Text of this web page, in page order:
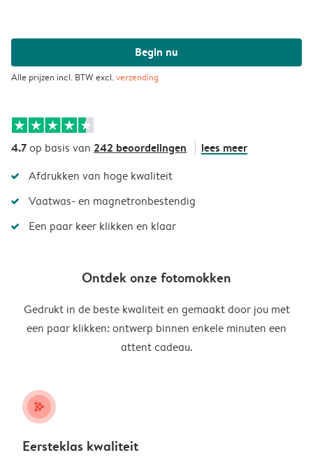
Begin nu
Alle prijzen incl. BTW excl.verzending
4.7op basis van 242 beoordelingen lees meer
Afdrukken van hoge kwaliteit
Vaatwas- en magnetronbestendig
Een paar keer klikken en klaar
Ontdek onze fotomokken
Gedrukt in de beste kwaliteit en gemaakt door jou met
een paar klikken: ontwerp binnen enkele minuten een
attent cadeau.
stars_plus
Eersteklas kwaliteit